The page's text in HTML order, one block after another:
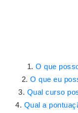
O que
O que eu
Qual curso
Qual a